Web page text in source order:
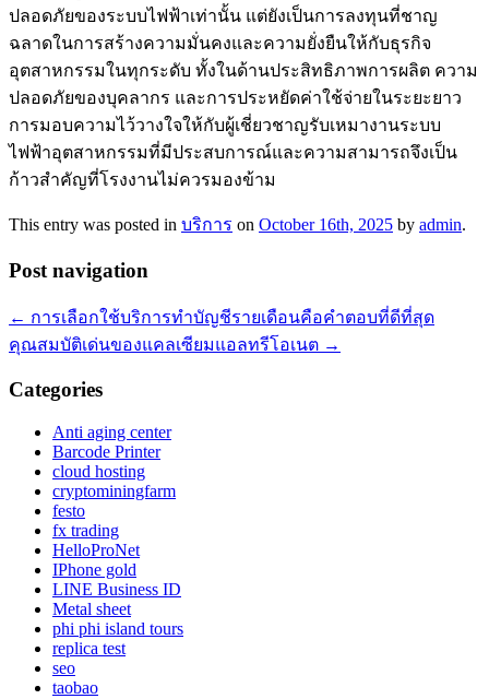
ปลอดภัยของระบบไฟฟ้าเท่านั้น แต่ยังเป็นการลงทุนที่ชาญ
ฉลาดในการสร้างความมั่นคงและความยั่งยืนให้กับธุรกิจ
อุตสาหกรรมในทุกระดับ ทั้งในด้านประสิทธิภาพการผลิต ความ
ปลอดภัยของบุคลากร และการประหยัดค่าใช้จ่ายในระยะยาว
การมอบความไว้วางใจให้กับผู้เชี่ยวชาญรับเหมางานระบบ
ไฟฟ้าอุตสาหกรรมที่มีประสบการณ์และความสามารถจึงเป็น
ก้าวสำคัญที่โรงงานไม่ควรมองข้าม
This entry was posted in บริการ on October 16th, 2025 by admin.
Post navigation
← การเลือกใช้บริการทำบัญชีรายเดือนคือคำตอบที่ดีที่สุด
คุณสมบัติเด่นของแคลเซียมแอลทรีโอเนต →
Categories
Anti aging center
Barcode Printer
cloud hosting
cryptominingfarm
festo
fx trading
HelloProNet
IPhone gold
LINE Business ID
Metal sheet
phi phi island tours
replica test
seo
taobao